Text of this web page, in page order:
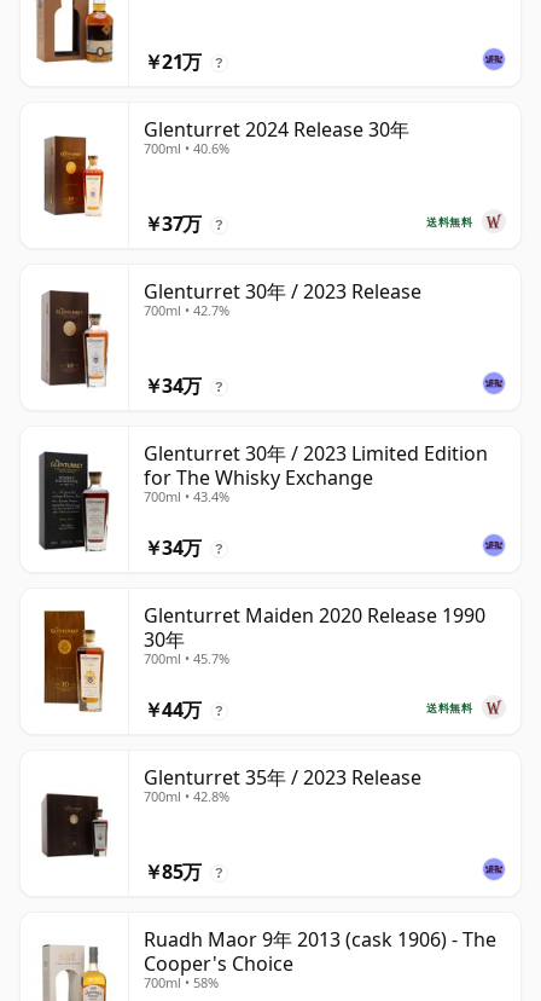
￥21万 ?
Glenturret 2024 Release 30年
700ml • 40.6%
送料無料
￥37万 ?
Glenturret 30年 / 2023 Release
700ml • 42.7%
￥34万 ?
Glenturret 30年 / 2023 Limited Edition
for The Whisky Exchange
700ml • 43.4%
￥34万 ?
Glenturret Maiden 2020 Release 1990
30年
700ml • 45.7%
送料無料
￥44万 ?
Glenturret 35年 / 2023 Release
700ml • 42.8%
￥85万 ?
Ruadh Maor 9年 2013 (cask 1906) - The
Cooper's Choice
700ml • 58%